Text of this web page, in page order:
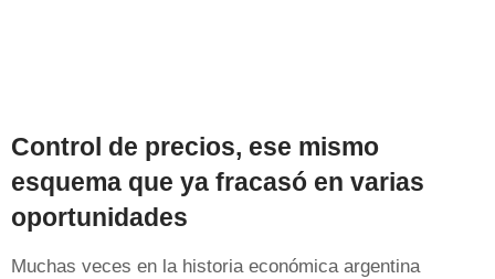
Control de precios, ese mismo
esquema que ya fracasó en varias
oportunidades
Muchas veces en la historia económica argentina